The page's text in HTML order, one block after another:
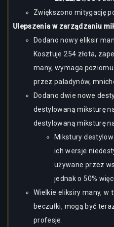
Zwiększono mitygację
Ulepszenia w zarządzaniu
Dodano nowy eliksir
Kosztuje 254 złota,
many, wymaga
przez paladynów,
Dodano dwie nowe
destylowaną miksturę
destylowaną miksturę
Mikstury
ich wersje
używane przez
jednak o 50%
Wielkie eliksiry many, w
beczułki, mogą być
profesje.